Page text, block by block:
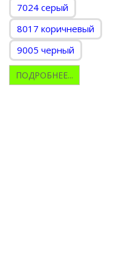
7024 серый
8017 коричневый
9005 черный
ПОДРОБНЕЕ...